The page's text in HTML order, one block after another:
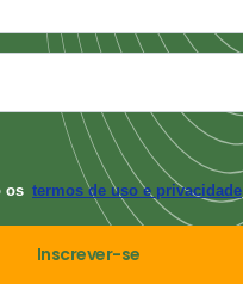
os termos de uso e privacidade
Inscrever-se